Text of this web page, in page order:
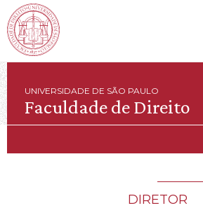
UNIVERSIDADE DE SÃO PAULO
Faculdade de Direito
DIRETOR